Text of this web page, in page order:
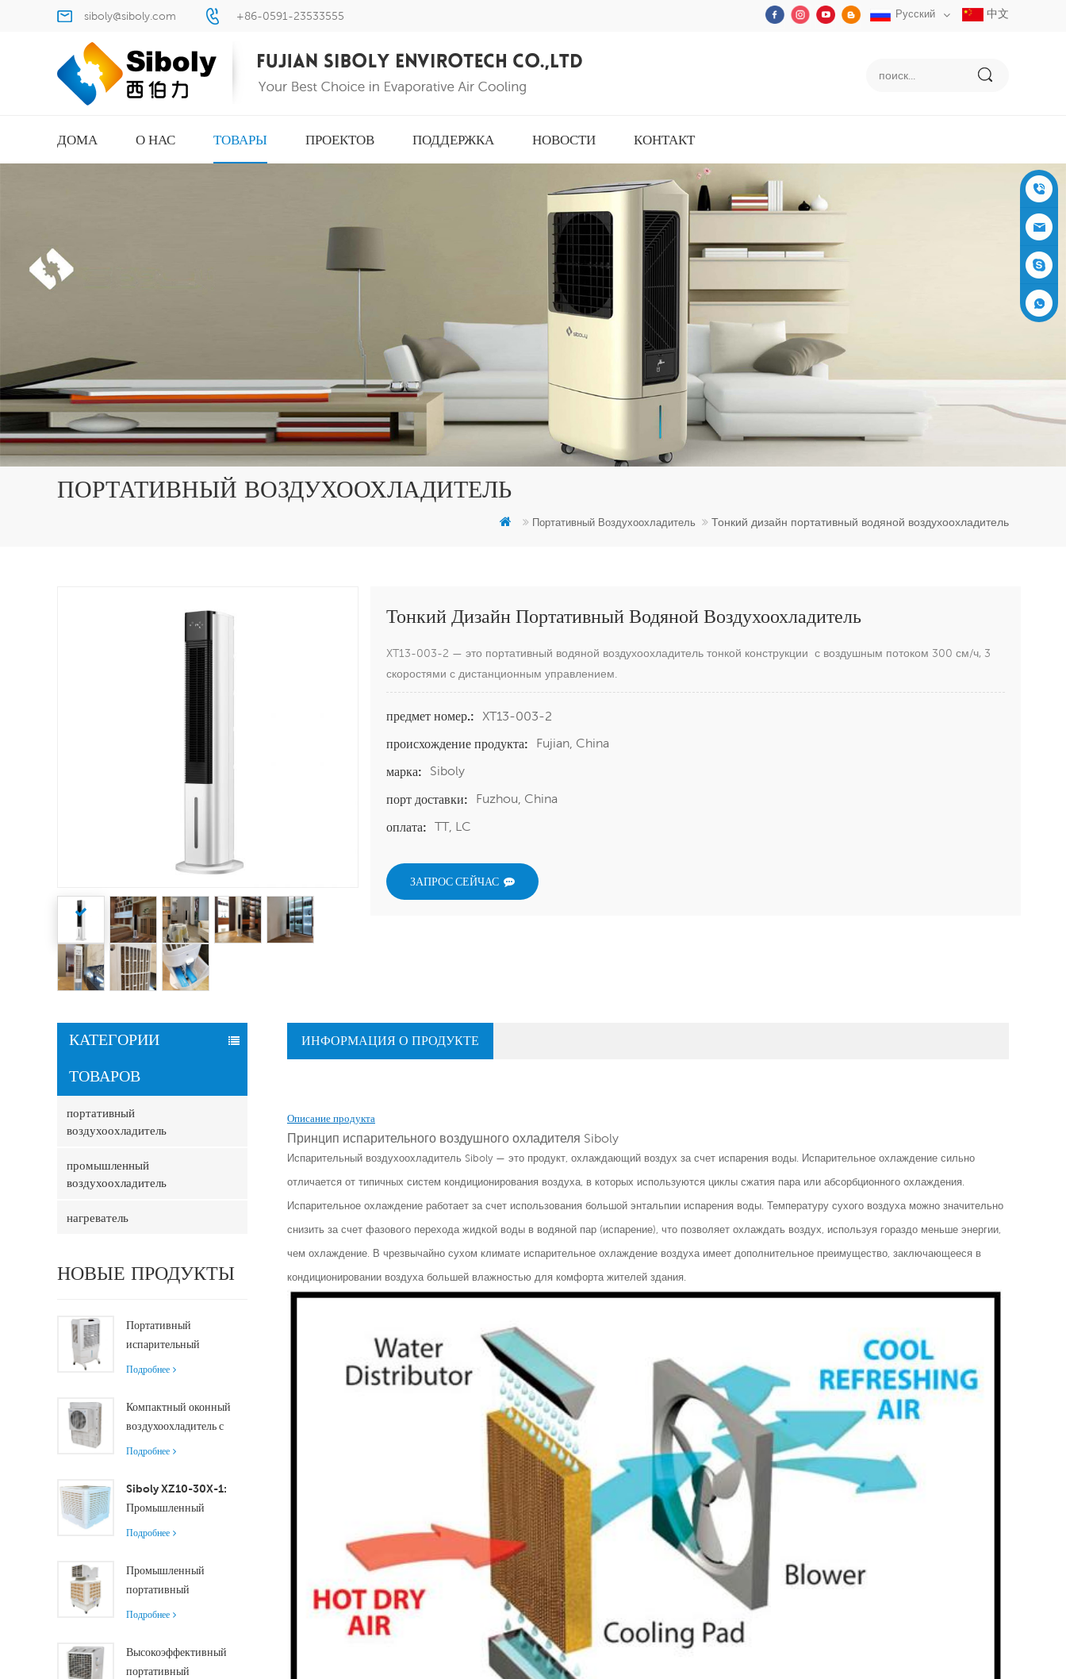
siboly@siboly.com +86-0591-23533555 Русский 中文
ДОМА О НАС ТОВАРЫ ПРОЕКТОВ ПОДДЕРЖКА НОВОСТИ КОНТАКТ
ПОРТАТИВНЫЙ ВОЗДУХООХЛАДИТЕЛЬ
Портативный Воздухоохладитель Тонкий дизайн портативный водяной воздухоохладитель
Тонкий Дизайн Портативный Водяной Воздухоохладитель
XT13-003-2 — это портативный водяной воздухоохладитель тонкой конструкции с воздушным потоком 300 см/ч, 3
скоростями с дистанционным управлением.
предмет номер.:
XT13-003-2
происхождение продукта:
Fujian, China
марка:
Siboly
порт доставки:
Fuzhou, China
оплата: TT, LC
ЗАПРОС СЕЙЧАС
КАТЕГОРИИ
ТОВАРОВ
портативный
воздухоохладитель
промышленный
воздухоохладитель
нагреватель
НОВЫЕ ПРОДУКТЫ
Портативный
испарительный
воздухоохладитель
8000 м³/ч с
Подробнее
Компактный оконный
воздухоохладитель с
осевым двигателем
эффективное
охлаждение помещений
размера.
Подробнее
Siboly XZ10-30X-1:
Промышленный
испарительный
производительностью
30000 м³/ч
Подробнее
Промышленный
портативный
воздухоохладитель
18000 м³/ч с
дистанционным
Подробнее
Высокоэффективный
портативный
ИНФОРМАЦИЯ О ПРОДУКТЕ
Описание продукта
Принцип испарительного воздушного охладителя Siboly
Испарительный воздухоохладитель Siboly — это продукт, охлаждающий воздух за счет испарения воды. Испарительное охлаждение сильно
отличается от типичных систем кондиционирования воздуха, в которых используются циклы сжатия пара или абсорбционного охлаждения.
Испарительное охлаждение работает за счет использования большой энтальпии испарения воды. Температуру сухого воздуха можно значительно
снизить за счет фазового перехода жидкой воды в водяной пар (испарение), что позволяет охлаждать воздух, используя гораздо меньше энергии,
чем охлаждение. В чрезвычайно сухом климате испарительное охлаждение воздуха имеет дополнительное преимущество, заключающееся в
кондиционировании воздуха большей влажностью для комфорта жителей здания.
+86-05
91-2353
3555
siboly@s
iboly.co
evaporat
er
5951777